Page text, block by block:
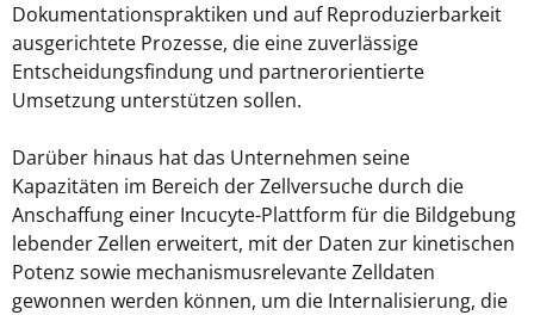
Dokumentationspraktiken und auf Reproduzierbarkeit
ausgerichtete Prozesse, die eine zuverlässige
Entscheidungsfindung und partnerorientierte
Umsetzung unterstützen sollen.
Darüber hinaus hat das Unternehmen seine
Kapazitäten im Bereich der Zellversuche durch die
Anschaffung einer Incucyte-Plattform für die Bildgebung
lebender Zellen erweitert, mit der Daten zur kinetischen
Potenz sowie mechanismusrelevante Zelldaten
gewonnen werden können, um die Internalisierung, die